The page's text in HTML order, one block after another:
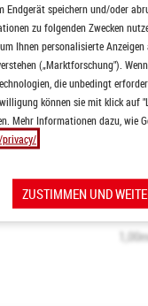
speichern und/oder
zu folgenden Zwecken
Ihnen personalisierte
(„Marktforschung").
die unbedingt
können sie mit klick auf
Mehr Informationen dazu, wie
ZUSTIMMEN UND